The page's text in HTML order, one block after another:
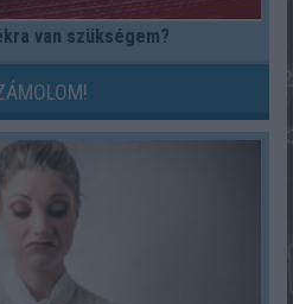
van szükségem?